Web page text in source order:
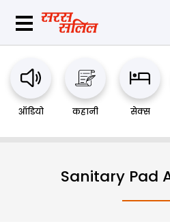
ऑडियो कहानी सेक्स
Sanitary Pad